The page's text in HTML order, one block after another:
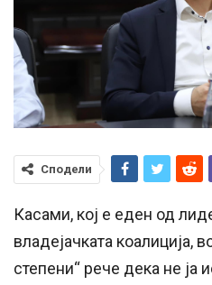
Сподели
Касами, кој е еден од
владејачката коалиција,
степени“ рече дека не ја